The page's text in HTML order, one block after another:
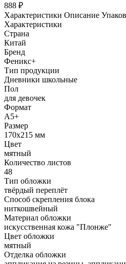
888 ₽
Характеристики Описание
Характеристики
Страна
Китай
Бренд
Феникс+
Тип продукции
Дневники школьные
Пол
для девочек
Формат
А5+
Размер
170x215 мм
Цвет
мятный
Количество листов
48
Тип обложки
твёрдый переплёт
Способ скрепления блока
ниткошвейный
Материал обложки
искусственная кожа "Плонже"
Цвет обложки
мятный
Отделка обложки